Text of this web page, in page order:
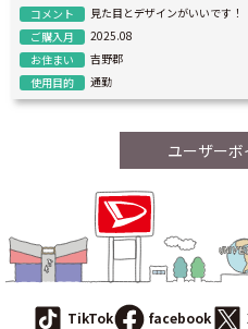
コメント
見た目とデザインがいいです！
ご購入月
2025.08
お住まい
吉野郡
使用目的
通勤
ユーザー
TikTok facebook